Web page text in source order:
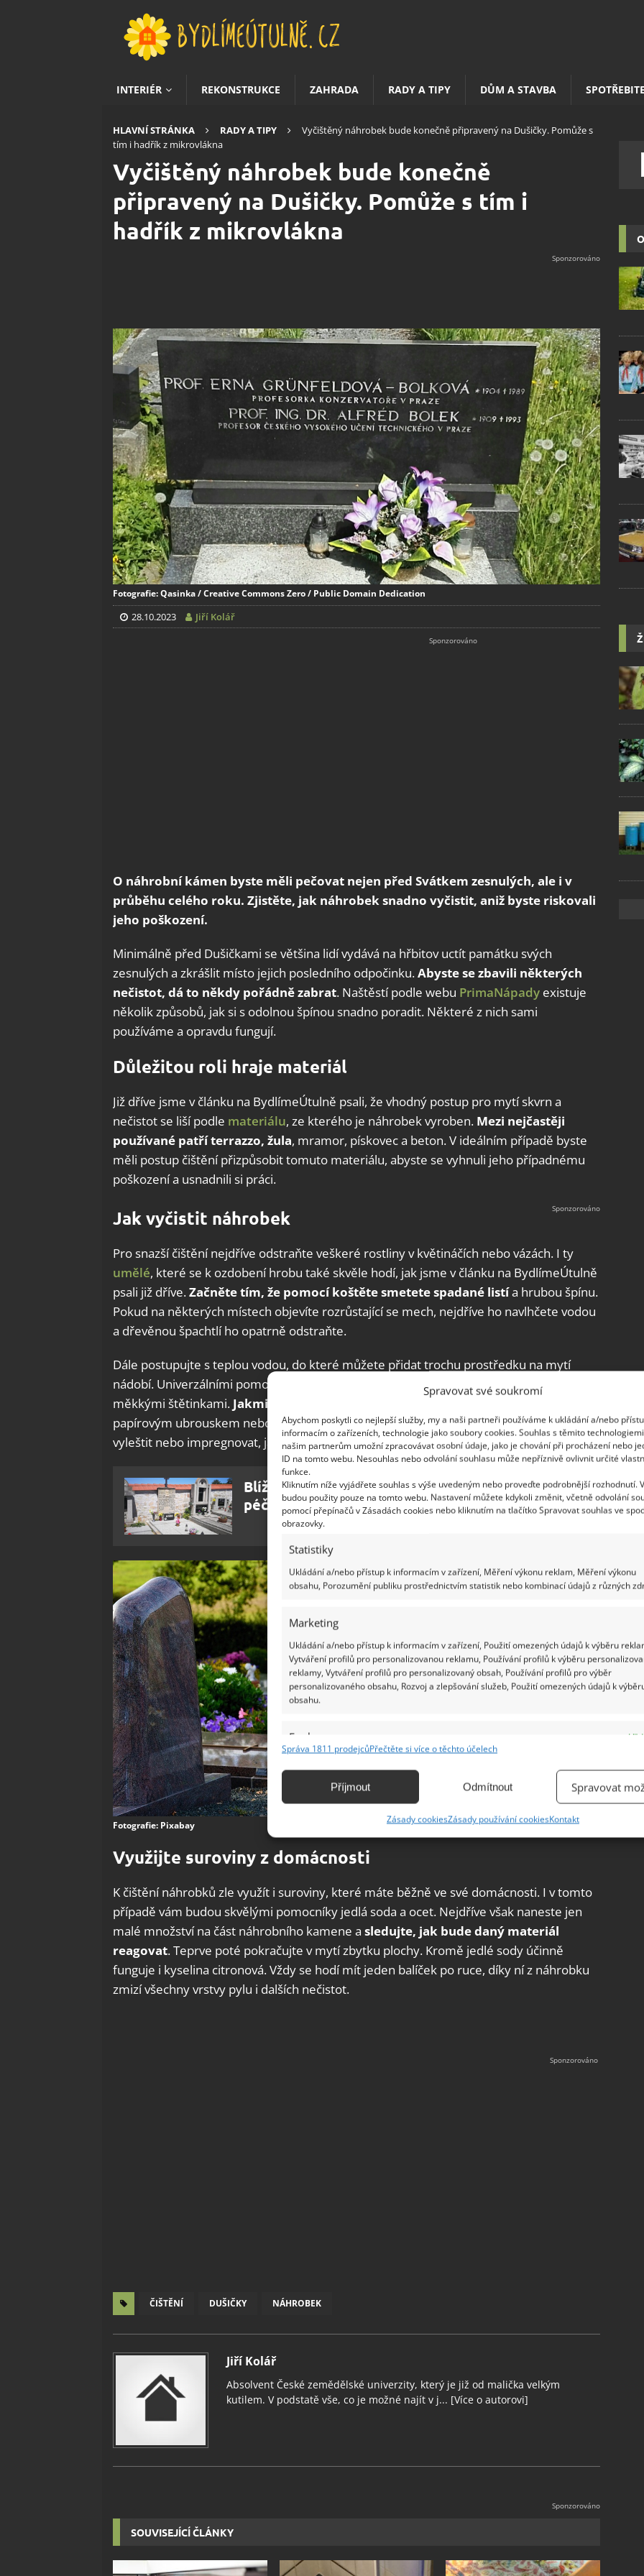
Spravovat své soukromí
Abychom poskytli co nejlepší služby, my a naši partneři používáme k ukládání a/nebo
informacím o zařízeních, technologie jako soubory cookies. Souhlas s těmito
našim partnerům umožní zpracovávat osobní údaje, jako je chování při procházení nebo
ID na tomto webu. Nesouhlas nebo odvolání souhlasu může nepříznivě ovlivnit určité
funkce.
Kliknutím níže vyjádřete souhlas s výše uvedeným nebo proveďte podrobnější rozhodnutí.
budou použity pouze na tomto webu. Nastavení můžete kdykoli změnit, včetně odvolání
pomocí přepínačů v Zásadách cookies nebo kliknutím na tlačítko Spravovat souhlas ve
obrazovky.
Statistiky
Ukládání a/nebo přístup k informacím v zařízení, Měření výkonu reklam, Měření výkonu
obsahu, Porozumění publiku prostřednictvím statistik nebo kombinací údajů z různých
Marketing
Ukládání a/nebo přístup k informacím v zařízení, Použití omezených údajů k výběru
Vytváření profilů pro personalizovanou reklamu, Používání profilů k výběru
reklamy, Vytváření profilů pro personalizovaný obsah, Používání profilů pro výběr
personalizovaného obsahu, Rozvoj a zlepšování služeb, Použití omezených údajů k
obsahu.
Funkce
Identifikace zařízení na základě automaticky přenášených informací.
základě aktivně vyžádaných informací.
Zajištění bezpečnosti, předcházení a zjišťování podvodů a
Ukládání a sdělování voleb ochrany osobních údajů.
Správa 1811 prodejcůPřečtěte si více o těchto účelech
Příjmout Odmítnout Spravovat
Zásady cookiesZásady používání cookiesKontakt
INTERIÉR REKONSTRUKCE ZAHRADA RADY A TIPY DŮM A STAVBA
HLAVNÍ STRÁNKA RADY A TIPY
Vyčištěný náhrobek bude konečně připravený na Dušičky. Pomůže s
tím i hadřík z mikrovlákna
Vyčištěný náhrobek bude konečně
připravený na Dušičky. Pomůže s tím i
hadřík z mikrovlákna
Fotografie: Qasinka / Creative Commons Zero / Public Domain Dedication
28.10.2023 Jiří Kolář
O náhrobní kámen byste měli pečovat nejen před Svátkem zesnulých, ale i v
průběhu celého roku. Zjistěte, jak náhrobek snadno vyčistit, aniž byste riskovali
jeho poškození.
Minimálně před Dušičkami se většina lidí vydává na hřbitov uctít památku svých
zesnulých a zkrášlit místo jejich posledního odpočinku.Abyste se zbavili některých
nečistot, dá to někdy pořádně zabrat. Naštěstí podle webu PrimaNápady existuje
několik způsobů, jak si s odolnou špínou snadno poradit. Některé z nich sami
používáme a opravdu fungují.
Důležitou roli hraje materiál
Již dříve jsme v článku na BydlímeÚtulně psali, že vhodný postup pro mytí skvrn a
nečistot se liší podle materiálu, ze kterého je náhrobek vyroben. Mezi nejčastěji
používané patří terrazzo, žula, mramor, pískovec a beton. V ideálním případě byste
měli postup čištění přizpůsobit tomuto materiálu, abyste se vyhnuli jeho případnému
poškození a usnadnili si práci.
Jak vyčistit náhrobek
Pro snazší čištění nejdříve odstraňte veškeré rostliny v květináčích nebo vázách. I ty
umělé, které se k ozdobení hrobu také skvěle hodí, jak jsme v článku na BydlímeÚtulně
psali již dříve.Začněte tím, že pomocí koštěte smetete spadané listía hrubou špínu.
Pokud na některých místech objevíte rozrůstající se mech, nejdříve ho navlhčete vodou
a dřevěnou špachtlí ho opatrně odstraňte.
Dále postupujte s teplou vodou, do které můžete přidat trochu prostředku na mytí
nádobí. Univerzálními pomocníky vám budou měkká houbička, hadřík nebo kartáč s
měkkými štětinkami. Jakmile budete mít hotovo, důkladně náhrobek osušte
papírovým ubrouskem nebo hadříkem z mikrovlákna. Lesklé povrchy se také vyplatí
vyleštit nebo impregnovat, jak radí i internetový portálVeseléBydlení.
Blíží se Dušičky a s nimi i vhodný čas na úpravu a
péči o náhrobky. Skvělým pomocníkem je i leštidlo
Fotografie: Pixabay
Využijte suroviny z domácnosti
K čištění náhrobků zle využít i suroviny, které máte běžně ve své domácnosti. I v tomto
případě vám budou skvělými pomocníky jedlá soda a ocet. Nejdříve však naneste jen
malé množství na část náhrobního kamene a sledujte, jak bude daný materiál
reagovat. Teprve poté pokračujte v mytí zbytku plochy. Kromě jedlé sody účinně
funguje i kyselina citronová. Vždy se hodí mít jeden balíček po ruce, díky ní z náhrobku
zmizí všechny vrstvy pylu i dalších nečistot.
ČIŠTĚNÍ DUŠIČKY NÁHROBEK
Jiří Kolář
Absolvent České zemědělské univerzity, který je již od malička velkým
kutilem. V podstatě vše, co je možné najít v j... [Více o autorovi]
SOUVISEJÍCÍ ČLÁNKY